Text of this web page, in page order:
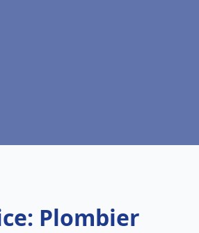
Plombier